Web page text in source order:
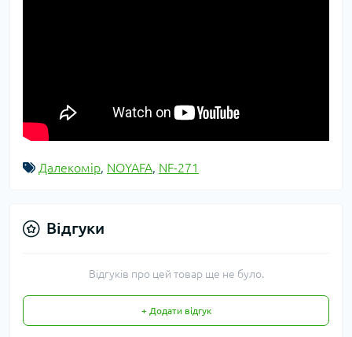
Далекомір, NOYAFA, NF-271
Відгуки
Відгуків про цей товар ще не було.
+ Додати відгук